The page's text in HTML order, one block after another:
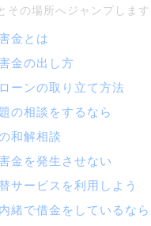
金とは
金の出し方
ーンの取り立て方法
の相談をするなら
和解相談
金を発生させない
サービスを利用しよう
緒で借金をしているなら